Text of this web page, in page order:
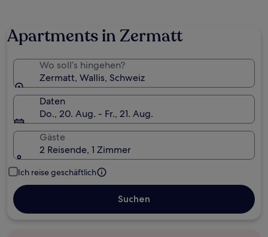
Apartments in Zermatt
Wo soll’s hingehen?
Zermatt, Wallis, Schweiz
Daten
Do., 20. Aug. - Fr., 21. Aug.
Gäste
2 Reisende, 1 Zimmer
Ich reise geschäftlich
Suchen